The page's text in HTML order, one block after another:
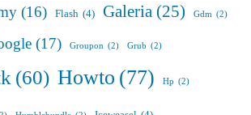
(16) Flash (4) Galeria (25) Gdm (2)
(17) Groupon (2) Grub (2)
(60) Howto (77) Hp (2)